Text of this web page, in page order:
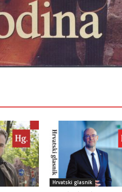
Hrvatski glasnik